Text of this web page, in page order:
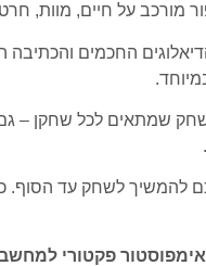
מורכב על חיים, מוות,
החכמים והכתיבה
שמתאים לכל שחקן –
אתכם להמשיך לשחק עד